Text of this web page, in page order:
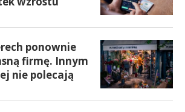
ponownie
firmę. Innym
nie polecają